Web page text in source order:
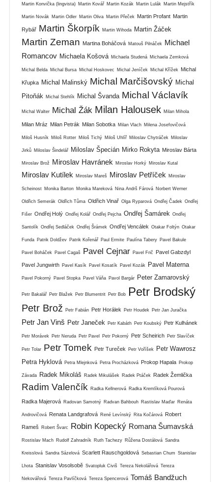
Martin Konvička (lingvista) Martin Kovář Martin Kozák Martin Lulák Martin Mejstřík
Martin Novák Martin Odler Martin Oliva Martin Přeček Martin Profant Martin
Rybář Martin Škorpík Martin Wihoda Martin Žáček
Martin Zeman Martina Boháčová Matouš Pilnáček
Michael
Romancov Michaela Košová Michaela Studená Michaela Zemková
Michal Belda Michal Bursa Michal Hoskovec Michal Jeníček Michal Křížek Michal
Křupka Michal Malinský Michal Marčišovský Michal
Pitoňák
Michal Stehlík Michal Švanda Michal Václavík
Michal Walter Michal Žák Milan Halousek Milan Mihola
Milan Mráz Milan Petrák Milan Sobotka Milan Vlach Milena Josefovičová
Miloš Husník Miloš Rotter Miloš Tichý Miloš Uhlíř Miloslav Chytráček Miloslav
Jirků Miloslav Šindelář Miloslav Špecián Mirko Rokyta Miroslav Bárta
Miroslav Brož Miroslav Havránek Miroslav Horký Miroslav Kutal
Miroslav Kutílek Miroslav Mareš Miroslav Petříček Miroslav
Scheinost Monika Barton Monika Mareková Nina Andrš Fárová Norbert Werner
Oldřich Semerák Oldřich Tůma Oldřich Vinař Olga Ryparová Ondřej Čadek Ondřej
Fišer Ondřej Holý Ondřej Kolář Ondřej Pejcha Ondřej Šamárek Ondřej
Santolík Ondřej Sedláček Ondřej Šrámek Ondřej Vencálek Otakar Foltýn Otakar
Funda Patrik Doldžev Patrik Kořenář Paul Ermite Paulína Tabery Pavel Bakule
Pavel Boháček Pavel Cagaš Pavel Cejnar Pavel Frič Pavel Gabzdyl
Pavel Jungwirth Pavel Kasík Pavel Kosatík Pavel Kozák Pavel Materna
Pavel Pokorný Pavel Stopka Pavel Váňa Pavol Bargár Peter Zamarovský
Petr Bakalář Petr Blažek Petr Blumentrit Petr Bob Petr Brodský
Petr Brož Petr Fabián Petr Horálek Petr Houdek Petr Jan Juračka
Petr Jan Vinš Petr Janeček Petr Kabáth Petr Koubský Petr Kulhánek
Petr Morávek Petr Neruda Petr Pavel Petr Pokorný Petr Scheirich Petr Slavíček
Petr Tolar Petr Tomek Petr Tureček Petr Voříšek
Petr Wawrosz
Petra Hyklová Petra Mlejnková Petra Procházková Prokop Hapala Prokop
Závada Radek Mikoláš Radek Mikulášek Radek Ptáček Radek Žemlička
Radim Valenčík Radka Kellnerová Radka Kremlíková Pourová
Radka Majerová Radovan Samotný Radvan Bahbouh Rastislav Maďar Renáta
Androvičová Renata Landgrafová René Levínský Rita Kočárová Robert
Rameš Robert Švarc Robin Kopecký Romana Šumavská
Rostislav Mach Rudolf Zahradník Ruth Tachezy Růžena Dostálová Sandra
Kreisslová Sandra Sázelová Scarlett Rauschgoldová Sebastian Chum Stanislav
Lhota Stanislav Vosolsobě Svatopluk Civiš Tereza Nekolářová Tereza
Nekovářová Tereza Pavlíčková Tereza Spencerová Tomáš Bandžuch